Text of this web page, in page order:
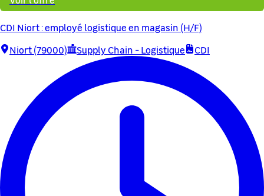
CDI Niort : employé logistique en magasin (H/F)
Niort (79000)
Supply Chain - Logistique CDI